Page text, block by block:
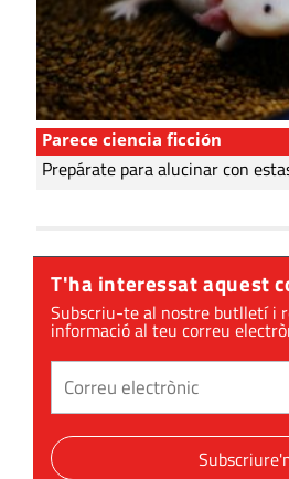
Parece ciencia ficción
Prepárate para alucinar con
T'ha interessat aquest
Subscriu-te al nostre butlletí i
informació al teu correu